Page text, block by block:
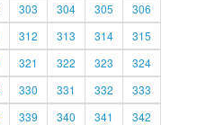
303 304 305
306
312 313 314
315
321 322 323
324
330 331 332
333
339 340 341 342